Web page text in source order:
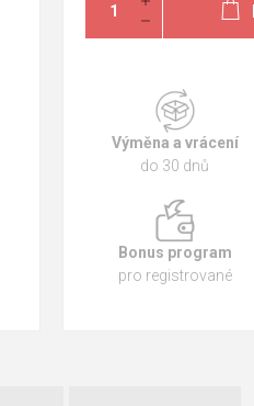
Výměna a vrácení
do 30 dnů
Bonus program
pro registrované